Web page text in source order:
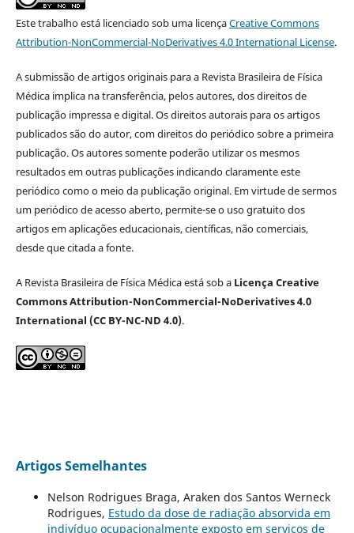
Este trabalho está licenciado sob uma licençaCreative Commons
Attribution-NonCommercial-NoDerivatives 4.0 International License.
A submissão de artigos originais para a Revista Brasileira de Física
Médica implica na transferência, pelos autores, dos direitos de
publicação impressa e digital. Os direitos autorais para os artigos
publicados são do autor, com direitos do periódico sobre a primeira
publicação. Os autores somente poderão utilizar os mesmos
resultados em outras publicações indicando claramente este
periódico como o meio da publicação original. Em virtude de sermos
um periódico de acesso aberto, permite-se o uso gratuito dos
artigos em aplicações educacionais, científicas, não comerciais,
desde que citada a fonte.
A Revista Brasileira de Física Médica está sob a Licença Creative
Commons Attribution-NonCommercial-NoDerivatives 4.0
International (CC BY-NC-ND 4.0).
Artigos Semelhantes
Nelson Rodrigues Braga, Araken dos Santos Werneck
Rodrigues, Estudo da dose de radiação absorvida em
indivíduo ocupacionalmente exposto em serviços de